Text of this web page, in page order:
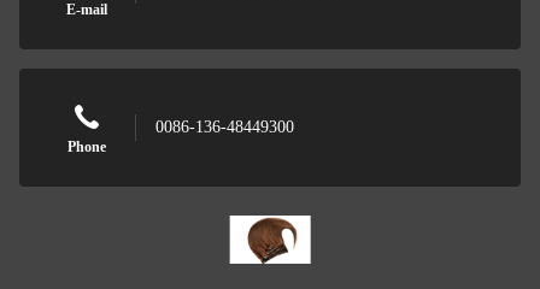
E-mail
Phone
0086-136-48449300